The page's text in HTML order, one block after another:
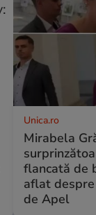
Unica.ro
Mirabela
flancată de
aflat
de Apel